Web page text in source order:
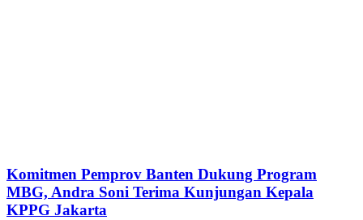
Komitmen Pemprov Banten Dukung Program
MBG, Andra Soni Terima Kunjungan Kepala
KPPG Jakarta